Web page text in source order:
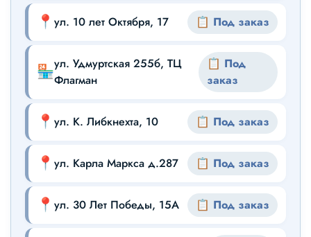
📍 ул. 10 лет Октября, 17 📋 Под заказ
🏪ул. Удмуртская 255б, ТЦ
Флагман
📋 Под
заказ
📍 ул. К. Либкнехта, 10 📋 Под заказ
📍 ул. Карла Маркса д.287 📋 Под заказ
📍 ул. 30 Лет Победы, 15А 📋 Под заказ